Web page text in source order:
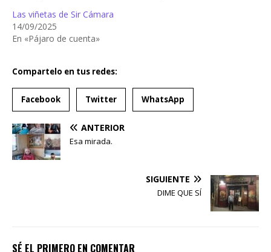
Las viñetas de Sir Cámara
14/09/2025
En «Pájaro de cuenta»
Compartelo en tus redes:
Facebook Twitter WhatsApp
ANTERIOR
Esa mirada.
SIGUIENTE
DIME QUE SÍ
SÉ EL PRIMERO EN COMENTAR